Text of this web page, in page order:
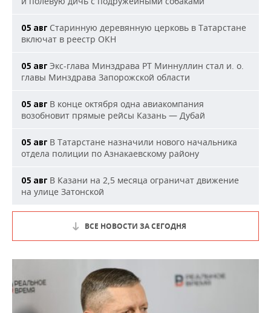
05 авг Старинную деревянную церковь в Татарстане
включат в реестр ОКН
05 авг Экс-глава Минздрава РТ Миннуллин стал и. о.
главы Минздрава Запорожской области
05 авг В конце октября одна авиакомпания
возобновит прямые рейсы Казань — Дубай
05 авг В Татарстане назначили нового начальника
отдела полиции по Азнакаевскому району
05 авг В Казани на 2,5 месяца ограничат движение
на улице Затонской
ВСЕ НОВОСТИ ЗА СЕГОДНЯ